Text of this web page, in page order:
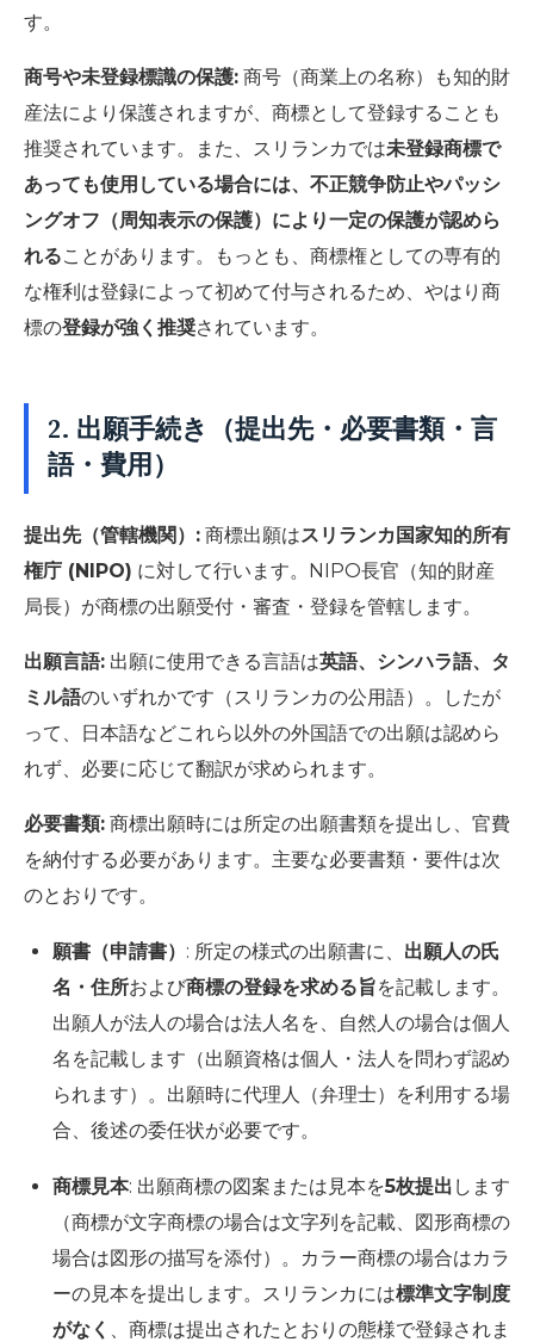
す。
商号や未登録標識の保護: 商号（商業上の名称）も知的財
産法により保護されますが、商標として登録することも
推奨されています。また、スリランカでは未登録商標で
あっても使用している場合には、不正競争防止やパッシ
ングオフ（周知表示の保護）により一定の保護が認めら
れることがあります。もっとも、商標権としての専有的
な権利は登録によって初めて付与されるため、やはり商
標の登録が強く推奨されています。
2. 出願手続き（提出先・必要書類・言
語・費用）
提出先（管轄機関）: 商標出願はスリランカ国家知的所有
権庁 (NIPO) に対して行います。NIPO長官（知的財産
局長）が商標の出願受付・審査・登録を管轄します。
出願言語: 出願に使用できる言語は英語、シンハラ語、タ
ミル語のいずれかです（スリランカの公用語）。したが
って、日本語などこれら以外の外国語での出願は認めら
れず、必要に応じて翻訳が求められます。
必要書類: 商標出願時には所定の出願書類を提出し、官費
を納付する必要があります。主要な必要書類・要件は次
のとおりです。
願書（申請書） : 所定の様式の出願書に、 出願人の氏
名・住所および商標の登録を求める旨を記載します。
出願人が法人の場合は法人名を、自然人の場合は個人
名を記載します（出願資格は個人・法人を問わず認め
られます）。出願時に代理人（弁理士）を利用する場
合、後述の委任状が必要です。
商標見本: 出願商標の図案または見本を5枚提出 します
（商標が文字商標の場合は文字列を記載、図形商標の
場合は図形の描写を添付）。カラー商標の場合はカラ
ーの見本を提出します。スリランカには標準文字制度
がなく 、商標は提出されたとおりの態様で登録されま